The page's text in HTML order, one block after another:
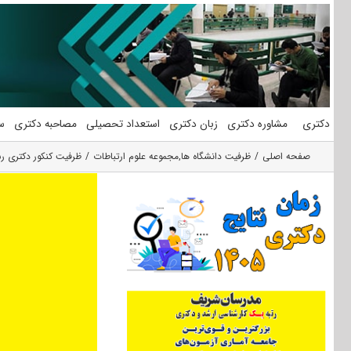
محتوا
دکتری مشاوره دکتری زبان دکتری استعداد تحصیلی مصاحبه دکتری
صفحه اصلی ظرفیت دانشگاه ها,مجموعه علوم ارتباطات ظرفیت کنکور دکتری